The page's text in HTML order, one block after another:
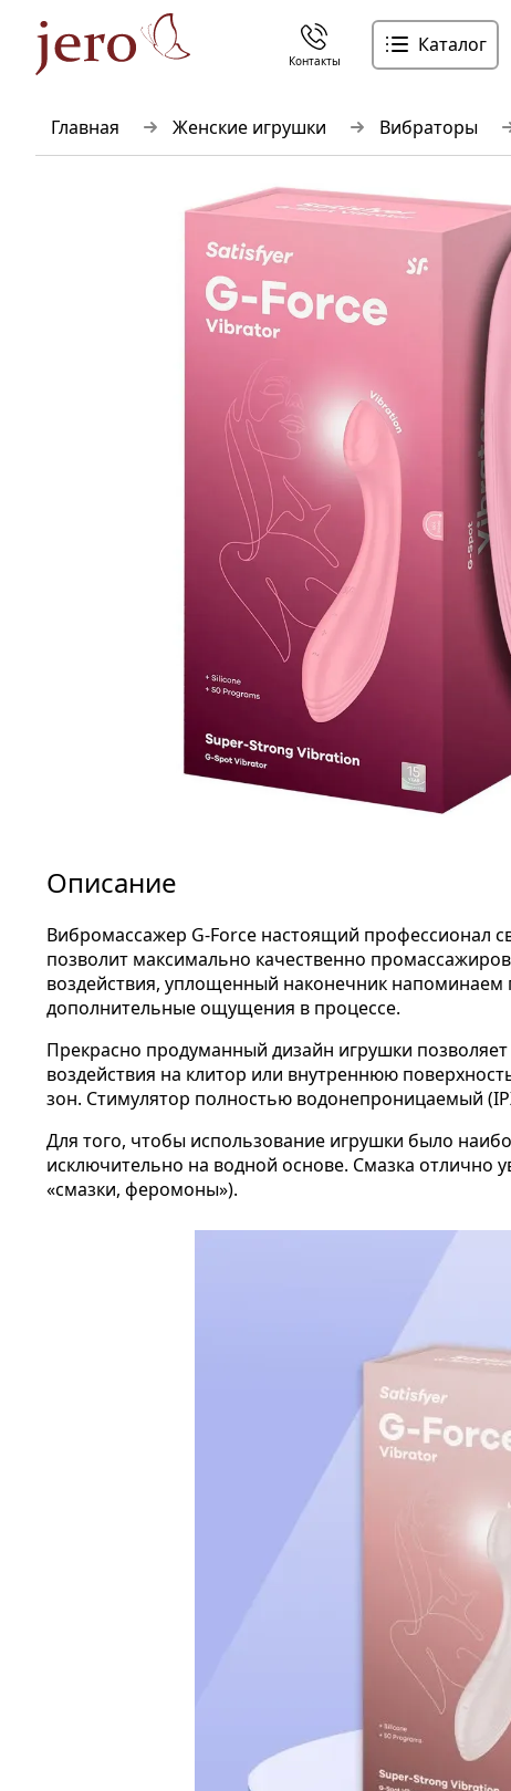
Главная Женские игрушки Вибраторы
Описание
Вибромассажер G-Force настоящий профессионал
позволит максимально качественно
воздействия, уплощенный наконечник напоминаем
дополнительные ощущения в процессе.
Прекрасно продуманный дизайн игрушки
воздействия на клитор или внутреннюю
зон. Стимулятор полностью водонепроницаемый
Для того, чтобы использование игрушки было
исключительно на водной основе. Смазка
«смазки, феромоны»).
Контакты
Каталог